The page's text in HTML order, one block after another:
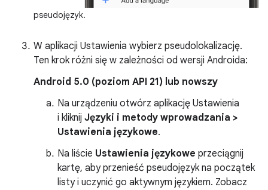
pseudojęzyk.
W aplikacji Ustawienia wybierz pseudolokalizację.
Ten krok różni się w zależności od wersji Androida:
Android 5.0 (poziom API 21) lub nowszy
Na urządzeniu otwórz aplikację Ustawienia
i kliknij Języki i metody wprowadzania >
Ustawienia językowe.
Na liście Ustawienia językowe przeciągnij
kartę, aby przenieść pseudojęzyk na początek
listy i uczynić go aktywnym językiem. Zobacz